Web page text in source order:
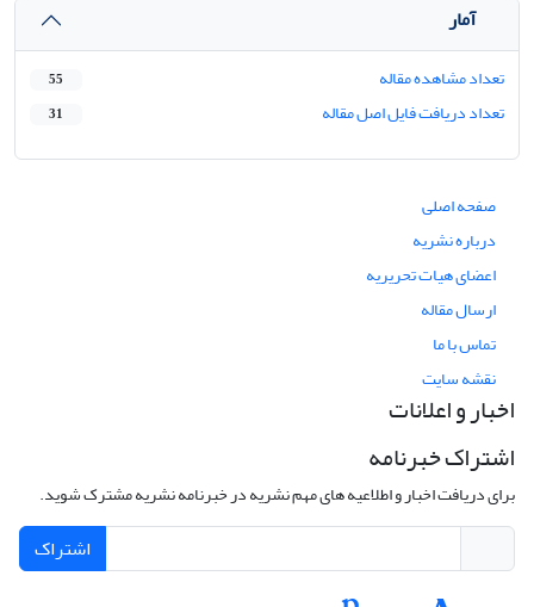
آمار
تعداد مشاهده مقاله 55
تعداد دریافت فایل اصل مقاله 31
صفحه اصلی
درباره نشریه
اعضای هیات تحریریه
ارسال مقاله
تماس با ما
نقشه سایت
اخبار و اعلانات
اشتراک خبرنامه
برای دریافت اخبار و اطلاعیه های مهم نشریه در خبرنامه نشریه مشترک شوید.
اشتراک